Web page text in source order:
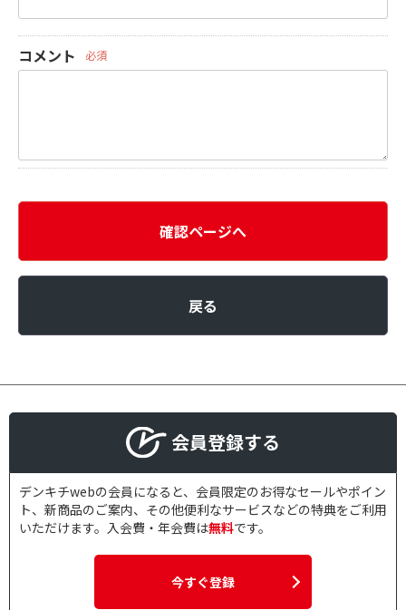
コメント 必須
確認ページへ
戻る
会員登録する
デンキチwebの会員になると、会員限定のお得なセールやポイン
ト、新商品のご案内、その他便利なサービスなどの特典をご利用
いただけます。入会費・年会費は無料です。
今すぐ登録